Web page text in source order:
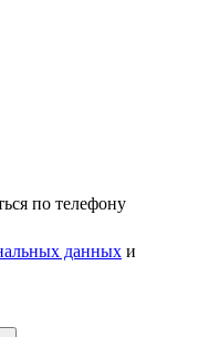
по телефону
данных и